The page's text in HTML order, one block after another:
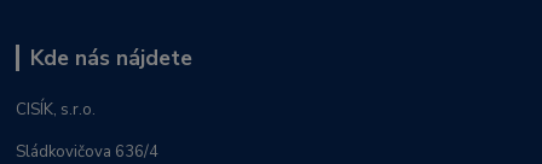
Kde nás nájdete
CISÍK, s.r.o.
Sládkovičova 636/4